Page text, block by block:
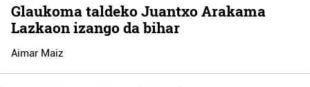
Glaukoma taldeko Juantxo Arakama
Lazkaon izango da bihar
Aimar Maiz